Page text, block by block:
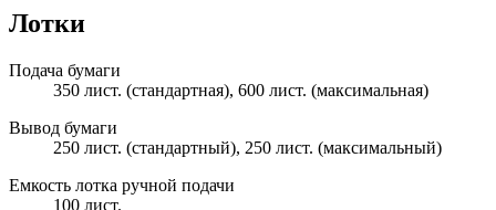
Лотки
Подача бумаги
350 лист. (стандартная), 600 лист. (максимальная)
Вывод бумаги
250 лист. (стандартный), 250 лист. (максимальный)
Емкость лотка ручной подачи
100 лист.